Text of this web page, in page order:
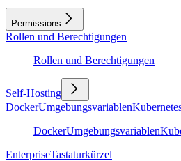
Permissions
Rollen und Berechtigungen
Rollen und Berechtigungen
Self-Hosting
DockerUmgebungsvariablen
DockerUmgebungsvariablen
EnterpriseTastaturkürzel